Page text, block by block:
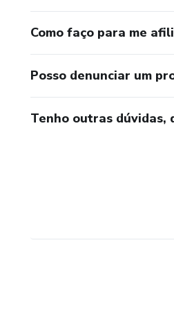
Como faço para me
Posso denunciar um
Tenho outras dúvidas,